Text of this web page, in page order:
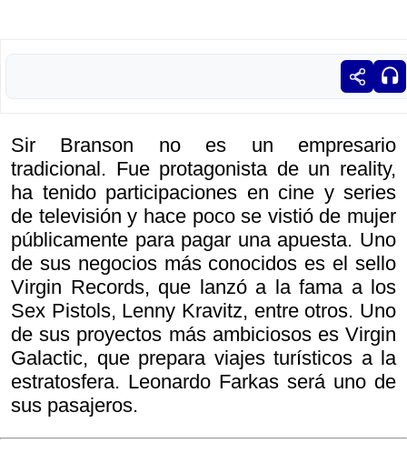
Sir Branson no es un empresario
tradicional. Fue protagonista de un reality,
ha tenido participaciones en cine y series
de televisión y hace poco se vistió de mujer
públicamente para pagar una apuesta. Uno
de sus negocios más conocidos es el sello
Virgin Records, que lanzó a la fama a los
Sex Pistols, Lenny Kravitz, entre otros. Uno
de sus proyectos más ambiciosos es Virgin
Galactic, que prepara viajes turísticos a la
estratosfera. Leonardo Farkas será uno de
sus pasajeros.